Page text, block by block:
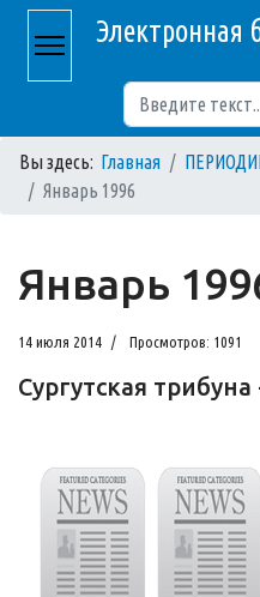
Электронная
Вы здесь: Главная
Январь 1996
Январь
14 июля 2014 Просмотров: 1091
Сургутская